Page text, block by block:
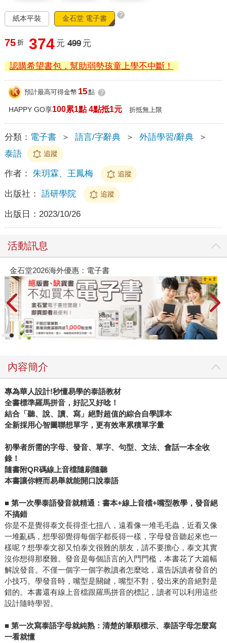
紙本平裝 金石堂 電子書 ?
75 折 374 元 499 元
認購希望書包，幫助弱勢孩童上學不中斷！
預計最高可得金幣 15點 ?
HAPPY GO享100累1點 4點抵1元 折抵無上限
分類： 電子書 ＞ 語言/字辭典 ＞ 外語學習/辭典
＞
泰語
追蹤
作者： 朱玥霖、王鳳梅 追蹤
出版社： 語研學院 追蹤
出版日： 2023/10/26
活動訊息
金石堂2026海外優惠：電子書
內容簡介
專為華人設計!秒懂易學的泰語教材
全書標準羅馬拼音，好記又好唸！
結合「聽、說、讀、寫」絕對超值的綜合自學課本
全新採用心智圖聯想單字，更有效率累積單字量
初學者所需的字母、發音、單字、句型、文法、會話一本全收
錄！
隨書附QR碼線上音檔隨刷隨聽
本書讓你輕而易舉就能開口說泰語
■ 第一次學泰語發音就精通：書本+線上音檔+嘴型教學，發音絕
不搞錯
你是不是覺得泰文長得歪七扭八，遠看像一堆毛毛蟲，近看又像
一堆亂碼，想學卻覺得每個字都長得一樣，字母發音聽起來也一
樣呢？想學泰文卻又怕泰文很難的朋友，請不要擔心，泰文其實
沒你想得那麼難。發音是每個語言的入門門檻，本書花了大篇幅
解說發音。不僅一個字一個字教讀者怎麼唸，還告訴讀者發音的
小技巧。學發音時，嘴型是關鍵，嘴型不對，發出來的音絕對是
錯的。本書還有線上音檔跟羅馬拼音的標記，讀者可以利用這些
設計隨時學習。
■ 第一次寫泰語字母就純熟：清楚的筆順標示、泰語字母怎麼寫
一看就懂